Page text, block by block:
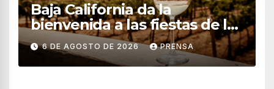
Baja California da la
bienvenida a las fiestas de la
vendimia 2026
6 DE AGOSTO DE 2026 PRENSA